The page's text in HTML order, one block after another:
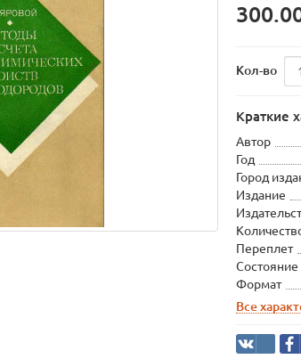
Кол-во
Краткие
Автор
Год
Город
Издание
Переплет
Состояние
Формат
Все